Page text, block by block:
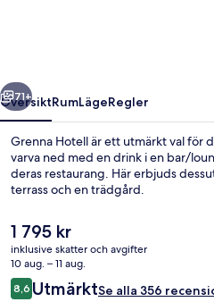
Nästa
71+
ÖversiktRumLägeRegler
Grenna Hotell är ett utmärkt val för
varva ned med en drink i en bar/
deras restaurang. Här erbjuds
terrass och en trädgård.
Det
nuvarande
priset
är
1 795 kr
1 795 kr
inklusive skatter och avgifter
10 aug. – 11 aug.
Recensioner
8,68,6 av 10,
UtmärktSe alla 356